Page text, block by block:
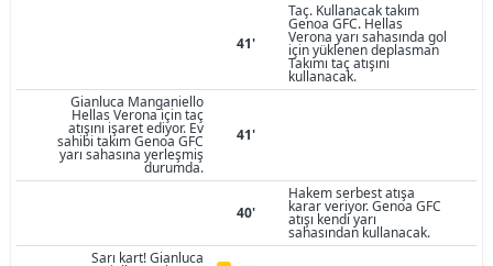
41'
Taç. Kullanacak takım
Genoa GFC. Hellas
Verona yarı sahasında gol
için yüklenen deplasman
Takımı taç atışını
kullanacak.
Gianluca Manganiello
Hellas Verona için taç
atışını işaret ediyor. Ev
sahibi takım Genoa GFC
yarı sahasına yerleşmiş
durumda.
41'
40'
Hakem serbest atışa
karar veriyor. Genoa GFC
atışı kendi yarı
sahasından kullanacak.
Sarı kart! Gianluca